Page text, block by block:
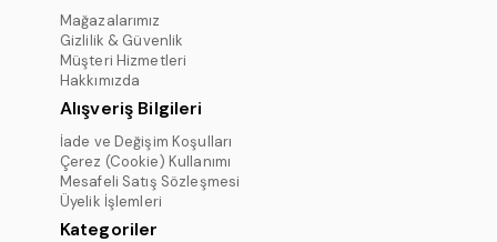
Mağazalarımız
Gizlilik & Güvenlik
Müşteri Hizmetleri
Hakkımızda
Alışveriş Bilgileri
İade ve Değişim Koşulları
Çerez (Cookie) Kullanımı
Mesafeli Satış Sözleşmesi
Üyelik İşlemleri
Kategoriler